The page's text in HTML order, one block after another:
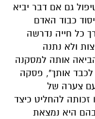
גם אם דבר יביא
כבוד האדם
כל חייה נדרשה
ולא נתנה
אותה למסקנה
לכבד אותך", פסקה
עם צערה של
להחליט כיצד
היא נמצאת